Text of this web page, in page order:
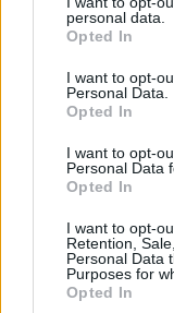
grant or deny
use your data for
consent section.
personal data.
Opted In
I want to opt-
Personal Data.
Opted In
I want to opt-
Personal Data
Opted In
I want to opt-
Retention,
Personal Data
Purposes for
Opted In
20.03.2019, 01:06